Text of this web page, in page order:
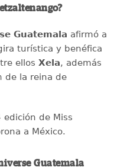
Guatemala afirmó a
turística y benéfica
ellos Xela, además
de la reina de
de Miss
a México.
Guatemala